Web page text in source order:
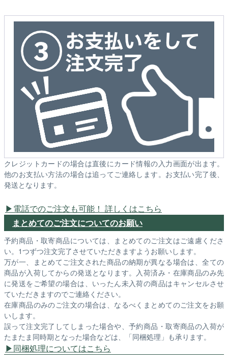
クレジットカードの場合は直後にカード情報の入力画面が出ます。
他のお支払い方法の場合は追ってご連絡します。お支払い完了後、
発送となります。
電話でのご注文も可能！ 詳しくはこちら
まとめてのご注文についてのお願い
予約商品・取寄商品については、まとめてのご注文はご遠慮くださ
い。1つずつ注文完了させていただきますようお願いします。
万が一、まとめてご注文された商品の納期が異なる場合は、全ての
商品が入荷してからの発送となります。入荷済み・在庫商品のみ先
に発送をご希望の場合は、いったん未入荷の商品はキャンセルさせ
ていただきますのでご連絡ください。
在庫商品のみのご注文の場合は、なるべくまとめてのご注文をお願
いします。
誤って注文完了してしまった場合や、予約商品・取寄商品の入荷が
たまたま同時期となった場合などは、「同梱処理」も承ります。
同梱処理についてはこちら